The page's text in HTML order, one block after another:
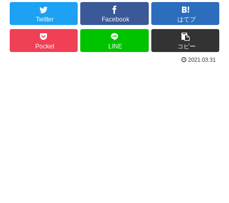
Twitter Facebook はてブ
Pocket LINE コピー
2021.03.31